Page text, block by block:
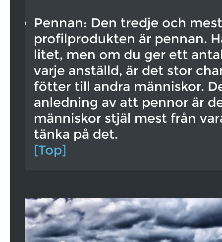
Pennan: Den tredje och
profilprodukten är pennan.
litet, men om du ger ett
varje anställd, är det stor
fötter till andra människor.
anledning av att pennor är
människor stjäl mest från
tänka på det.
[Top]